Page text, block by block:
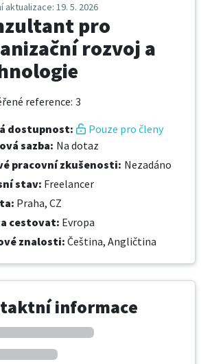
aktualizace: 19. 5. 2026
pro
rozvoj a
reference: 3
dostupnost:
Pouze pro členy
sazba: Na dotaz
pracovní zkušenosti: Nezadáno
stav: Freelancer
: Praha, CZ
cestovat: Evropa
znalosti: Čeština, Angličtina
informace